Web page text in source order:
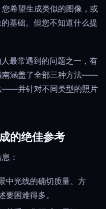
希望生成类似的图像，或
基础。但您不知道什么提
最常遇到的问题之一，有
南涵盖了全部三种方法——
——并针对不同类型的照片
的绝佳参考
：
中光线的确切质量、方
要困难得多。